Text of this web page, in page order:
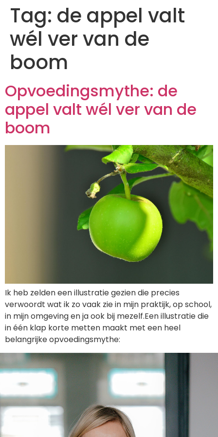
Tag: de appel valt
wél ver van de
boom
Opvoedingsmythe: de
appel valt wél ver van de
boom
Ik heb zelden een illustratie gezien die precies
verwoordt wat ik zo vaak zie in mijn praktijk, op school,
in mijn omgeving en ja ook bij mezelf.Een illustratie die
in één klap korte metten maakt met een heel
belangrijke opvoedingsmythe:
AFSPRAAK